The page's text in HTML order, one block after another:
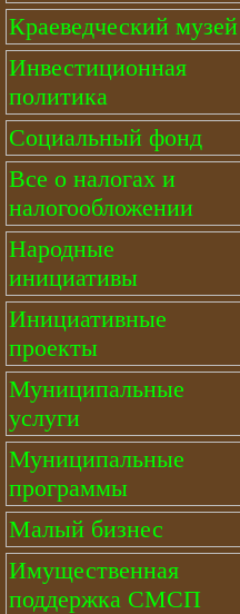
Краеведческий музей
Инвестиционная
политика
Социальный фонд
Все о налогах и
налогообложении
Народные
инициативы
Инициативные
проекты
Муниципальные
услуги
Муниципальные
программы
Малый бизнес
Имущественная
поддержка СМСП